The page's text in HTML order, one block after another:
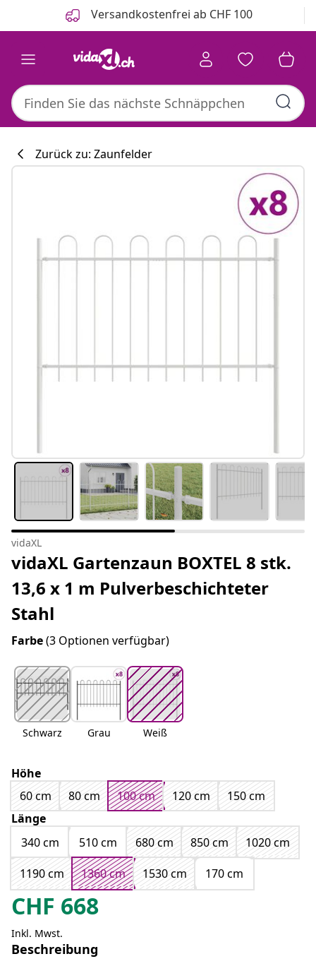
Versandkostenfrei ab CHF 100
Zurück zu: Zaunfelder
vidaXL
vidaXL Gartenzaun BOXTEL 8 stk.
13,6 x 1 m Pulverbeschichteter
Stahl
Farbe(3 Optionen verfügbar)
Schwarz Grau Weiß
Höhe
60 cm
80 cm 100 cm 120 cm
150 cm
Länge
340 cm
510 cm 680 cm 850 cm
1020 cm
1190 cm
1360 cm 1530 cm 170 cm
CHF 668
Inkl. Mwst.
Beschreibung